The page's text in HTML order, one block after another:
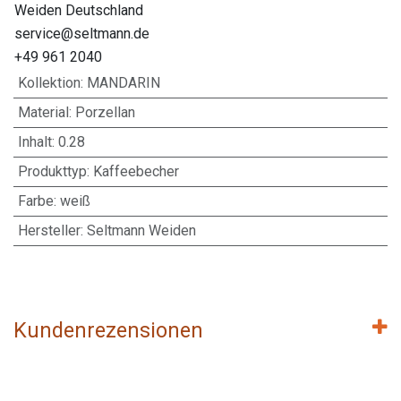
Weiden Deutschland
service@seltmann.de
+49 961 2040
Kollektion: MANDARIN
Material: Porzellan
Inhalt: 0.28
Produkttyp: Kaffeebecher
Farbe: weiß
Hersteller: Seltmann Weiden
Kundenrezensionen